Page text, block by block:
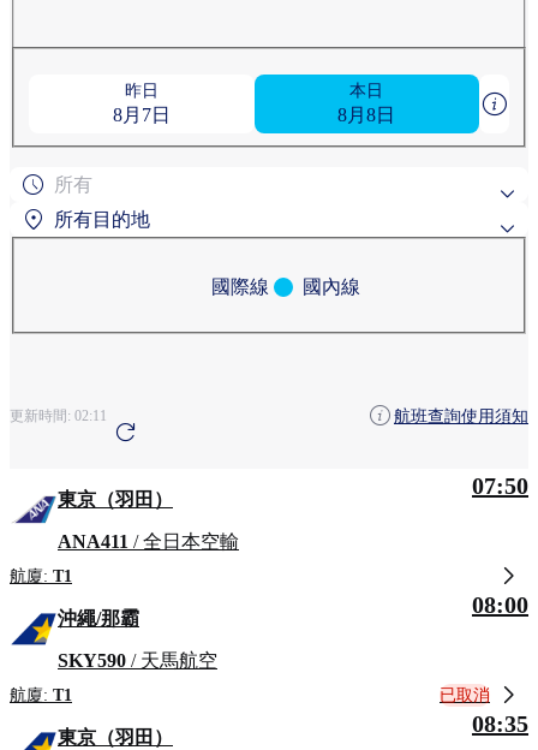
昨日
8月7日
本日
8月8日
所有
所有目的地
阿爾卡塔-尤里卡機場
國際線 國內線
更新時間: 02:11 航班查詢使用須知
東京（羽田）
ANA411 / 全日本空輸
航廈: T1
07:50
沖繩/那霸
SKY590 / 天馬航空
航廈: T1
08:00
已取消
東京（羽田）
08:35